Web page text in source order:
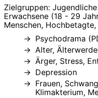
Zielgruppen:
Erwachsene (18 - 29
Menschen,
Psychodrama
Alter,
Ärger, Stress,
Depression
Frauen,
Klimakterium,